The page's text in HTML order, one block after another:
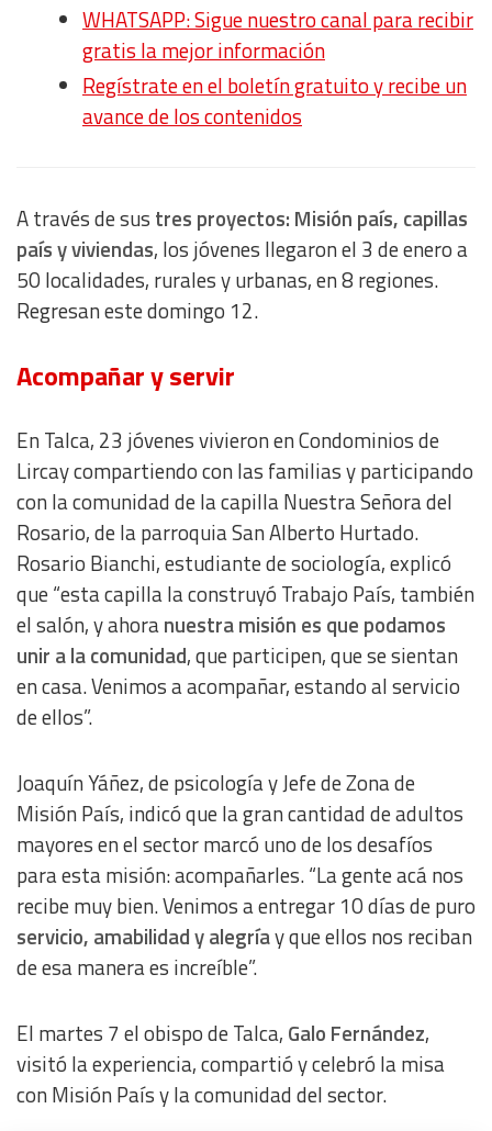
WHATSAPP: Sigue nuestro canal para recibir
gratis la mejor información
Regístrate en el boletín gratuito y recibe un
avance de los contenidos
A través de sus tres proyectos: Misión país, capillas
país y viviendas, los jóvenes llegaron el 3 de enero a
50 localidades, rurales y urbanas, en 8 regiones.
Regresan este domingo 12.
Acompañar y servir
En Talca, 23 jóvenes vivieron en Condominios de
Lircay compartiendo con las familias y participando
con la comunidad de la capilla Nuestra Señora del
Rosario, de la parroquia San Alberto Hurtado.
Rosario Bianchi, estudiante de sociología, explicó
que “esta capilla la construyó Trabajo País, también
el salón, y ahoranuestra misión es que podamos
unir a la comunidad, que participen, que se sientan
en casa. Venimos a acompañar, estando al servicio
de ellos”.
Joaquín Yáñez, de psicología y Jefe de Zona de
Misión País, indicó que la gran cantidad de adultos
mayores en el sector marcó uno de los desafíos
para esta misión: acompañarles. “La gente acá nos
recibe muy bien. Venimos a entregar 10 días de puro
servicio, amabilidad y alegríay que ellos nos reciban
de esa manera es increíble”.
El martes 7 el obispo de Talca, Galo Fernández,
visitó la experiencia, compartió y celebró la misa
con Misión País y la comunidad del sector.